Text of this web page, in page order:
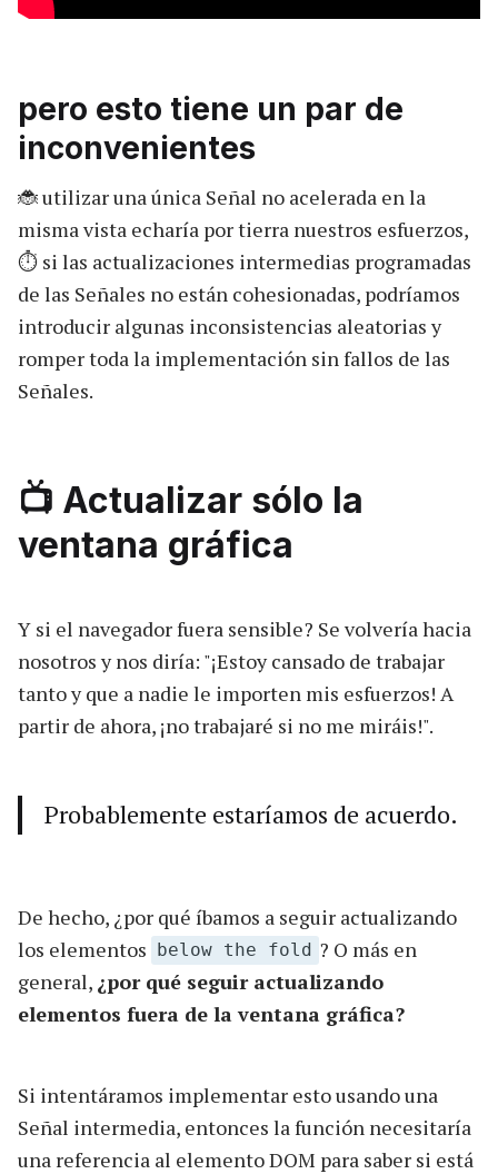
pero esto tiene un par de
inconvenientes
🐞 utilizar una única Señal no acelerada en la
misma vista echaría por tierra nuestros esfuerzos,
⏱️ si las actualizaciones intermedias programadas
de las Señales no están cohesionadas, podríamos
introducir algunas inconsistencias aleatorias y
romper toda la implementación sin fallos de las
Señales.
📺 Actualizar sólo la
ventana gráfica
Y si el navegador fuera sensible? Se volvería hacia
nosotros y nos diría: "¡Estoy cansado de trabajar
tanto y que a nadie le importen mis esfuerzos! A
partir de ahora, ¡no trabajaré si no me miráis!".
Probablemente estaríamos de acuerdo.
De hecho, ¿por qué íbamos a seguir actualizando
los elementos
below the fold ? O más en
general, ¿por qué seguir actualizando
elementos fuera de la ventana gráfica?
Si intentáramos implementar esto usando una
Señal intermedia, entonces la función necesitaría
una referencia al elemento DOM para saber si está